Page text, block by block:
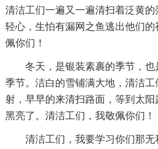
清洁工们一遍又一遍清扫着泛黄
轻心，生怕有漏网之鱼逃出他们
佩你们！
冬天，是银装素裹的季节，
季节。洁白的雪铺满大地，清洁
射，早早的来清扫路面，等到太
黑亮了。清洁工们，我敬佩你们！
清洁工们，我要学习你们那